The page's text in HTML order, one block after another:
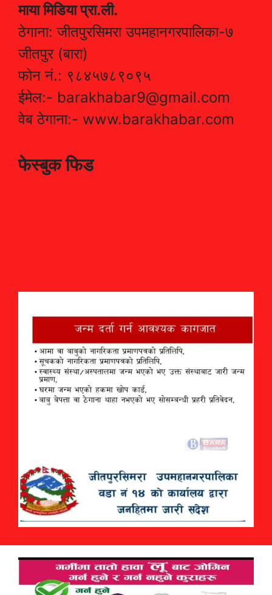
माया मिडिया प्रा.ली.
ठेगाना: जीतपुरसिमरा उपमहानगरपालिका-७
जीतपुर (बारा)
फोन नं.: ९८४५७८९०९५
ईमेल:- barakhabar9@gmail.com
वेब ठेगाना:- www.barakhabar.com
फेस्बुक फिड